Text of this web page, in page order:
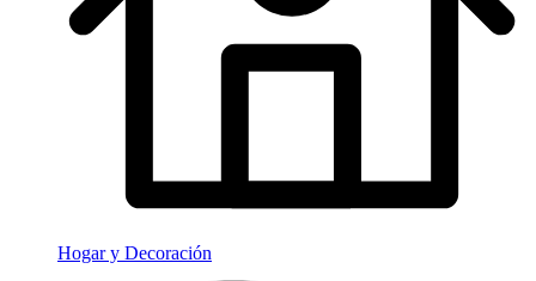
Hogar y Decoración